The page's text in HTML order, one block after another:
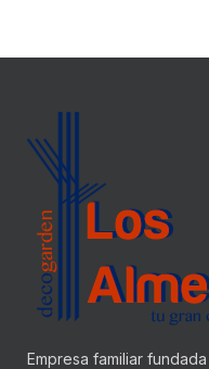
Empresa familiar